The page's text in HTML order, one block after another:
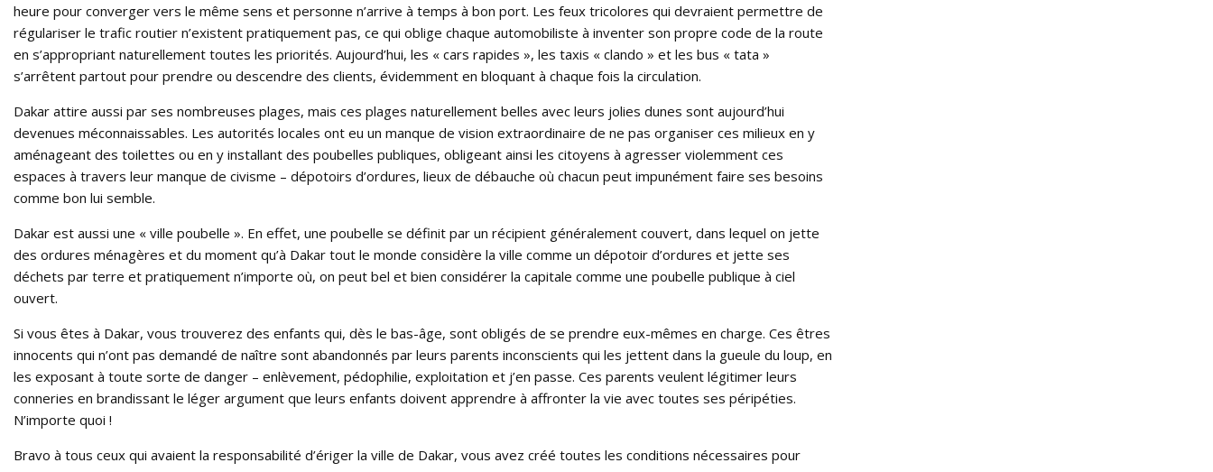
heure pour converger vers le même sens et personne n’arrive à temps à bon port. Les feux tricolores qui devraient permettre de
régulariser le trafic routier n’existent pratiquement pas, ce qui oblige chaque automobiliste à inventer son propre code de la route
en s’appropriant naturellement toutes les priorités. Aujourd’hui, les « cars rapides », les taxis « clando » et les bus « tata »
s’arrêtent partout pour prendre ou descendre des clients, évidemment en bloquant à chaque fois la circulation.
Dakar attire aussi par ses nombreuses plages, mais ces plages naturellement belles avec leurs jolies dunes sont aujourd’hui
devenues méconnaissables. Les autorités locales ont eu un manque de vision extraordinaire de ne pas organiser ces milieux en y
aménageant des toilettes ou en y installant des poubelles publiques, obligeant ainsi les citoyens à agresser violemment ces
espaces à travers leur manque de civisme – dépotoirs d’ordures, lieux de débauche où chacun peut impunément faire ses besoins
comme bon lui semble.
Dakar est aussi une « ville poubelle ». En effet, une poubelle se définit par un récipient généralement couvert, dans lequel on jette
des ordures ménagères et du moment qu’à Dakar tout le monde considère la ville comme un dépotoir d’ordures et jette ses
déchets par terre et pratiquement n’importe où, on peut bel et bien considérer la capitale comme une poubelle publique à ciel
ouvert.
Si vous êtes à Dakar, vous trouverez des enfants qui, dès le bas-âge, sont obligés de se prendre eux-mêmes en charge. Ces êtres
innocents qui n’ont pas demandé de naître sont abandonnés par leurs parents inconscients qui les jettent dans la gueule du loup, en
les exposant à toute sorte de danger – enlèvement, pédophilie, exploitation et j’en passe. Ces parents veulent légitimer leurs
conneries en brandissant le léger argument que leurs enfants doivent apprendre à affronter la vie avec toutes ses péripéties.
N’importe quoi !
Bravo à tous ceux qui avaient la responsabilité d’ériger la ville de Dakar, vous avez créé toutes les conditions nécessaires pour